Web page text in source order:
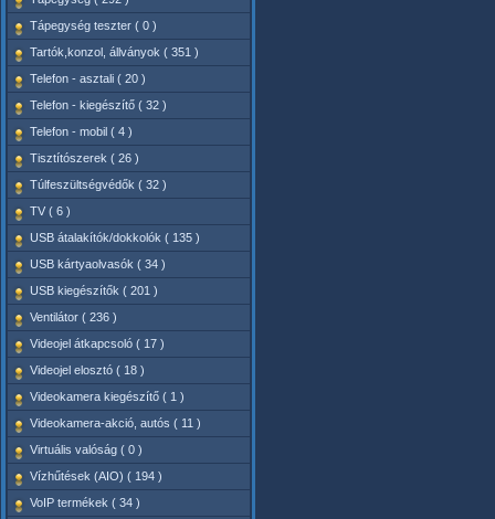
Tápegység teszter ( 0 )
Tartók,konzol, állványok ( 351 )
Telefon - asztali ( 20 )
Telefon - kiegészítő ( 32 )
Telefon - mobil ( 4 )
Tisztítószerek ( 26 )
Túlfeszültségvédők ( 32 )
TV ( 6 )
USB átalakítók/dokkolók ( 135 )
USB kártyaolvasók ( 34 )
USB kiegészítők ( 201 )
Ventilátor ( 236 )
Videojel átkapcsoló ( 17 )
Videojel elosztó ( 18 )
Videokamera kiegészítő ( 1 )
Videokamera-akció, autós ( 11 )
Virtuális valóság ( 0 )
Vízhűtések (AIO) ( 194 )
VoIP termékek ( 34 )